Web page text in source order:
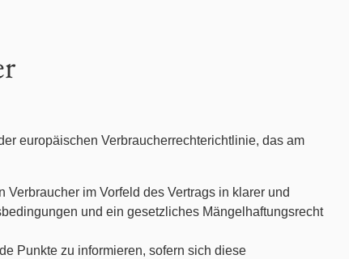
europäischen Verbraucherrechterichtlinie, das am
im Vorfeld des Vertrags in klarer und
und ein gesetzliches Mängelhaftungsrecht
Punkte zu informieren, sofern sich diese